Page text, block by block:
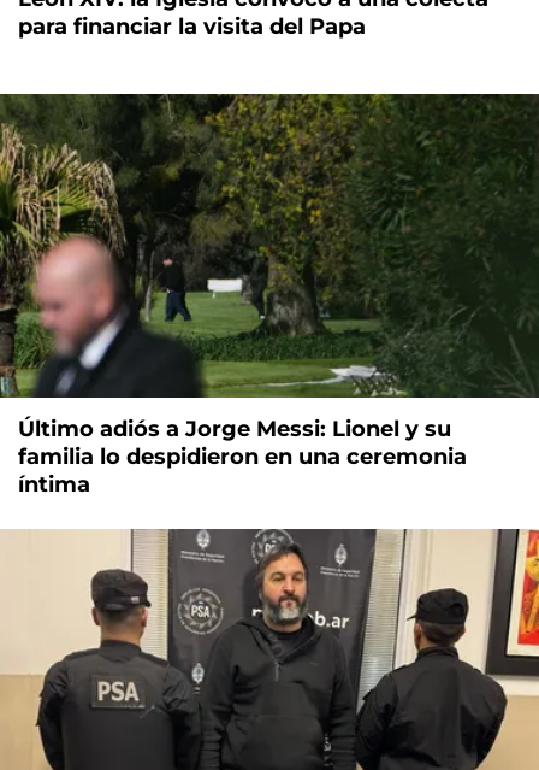
para financiar la visita del Papa
Último adiós a Jorge Messi: Lionel y su
familia lo despidieron en una ceremonia
íntima